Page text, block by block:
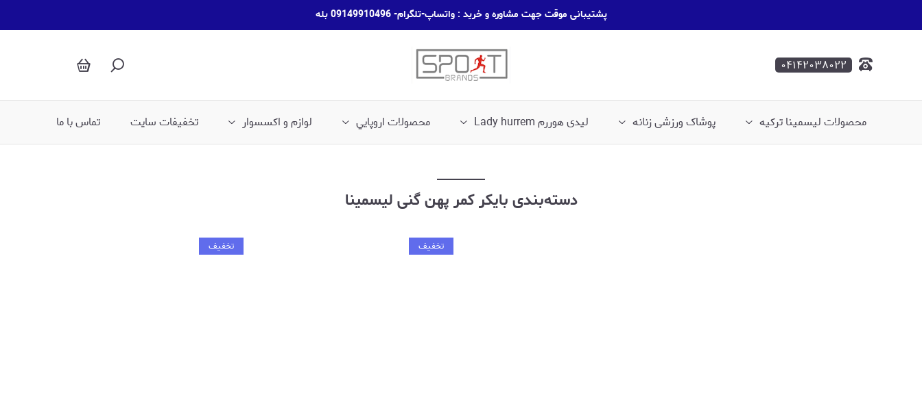
پشتیبانی موقت جهت مشاوره و خرید : واتساپ-تلگرام- 09149910496 بله
۰۴۱۴۲۰۳۸۰۲۲
محصولات لیسمینا ترکیه پوشاک ورزشی زنانه لیدی هوررم Lady hurrem محصولات اروپايي لوازم و اکسسوار تخفیفات سایت تماس با ما
دسته‌بندی بایکر کمر پهن گنی لیسمینا
تخفیف تخفیف